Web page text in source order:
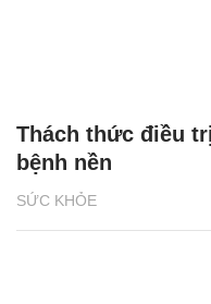
SỨC KHỎE
Thách thức điều
bệnh nền